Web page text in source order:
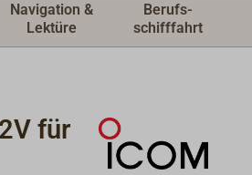
Navigation &
Lektüre
Berufs-
schifffahrt
für